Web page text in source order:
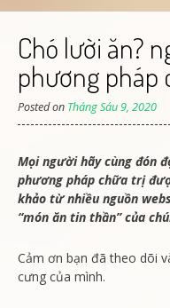
Chó lười ăn?
phương pháp
Posted on Tháng Sáu 9, 2020
Mọi người hãy cùng đón
phương pháp chữa trị
khảo từ nhiều nguồn
“món ăn tin thần” của
Cảm ơn bạn đã theo dõi
cưng của mình.